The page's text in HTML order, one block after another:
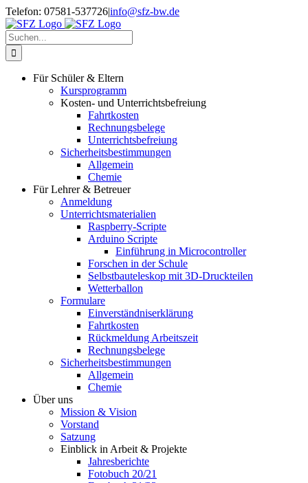
Zum
Inhalt
springen
Telefon: 07581-537726|info@sfz-bw.de
Suche
nach:
Für Schüler & Eltern
Kursprogramm
Kosten- und Unterrichtsbefreiung
Fahrtkosten
Rechnungsbelege
Unterrichtsbefreiung
Sicherheitsbestimmungen
Allgemein
Chemie
Für Lehrer & Betreuer
Anmeldung
Unterrichtsmaterialien
Raspberry-Scripte
Arduino Scripte
Einführung in Microcontroller
Forschen in der Schule
Selbstbauteleskop mit 3D-Druckteilen
Wetterballon
Formulare
Einverständniserklärung
Fahrtkosten
Rückmeldung Arbeitszeit
Rechnungsbelege
Sicherheitsbestimmungen
Allgemein
Chemie
Über uns
Mission & Vision
Vorstand
Satzung
Einblick in Arbeit & Projekte
Jahresberichte
Fotobuch 20/21